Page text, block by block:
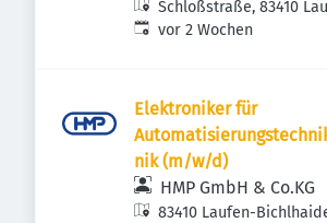
Schloßstraße, 83410
Deutschland
Veröffentlicht:
vor 2 Wochen
Elektroniker für
nik (m/w/d)
HMP GmbH & Co.KG
83410 Laufen-